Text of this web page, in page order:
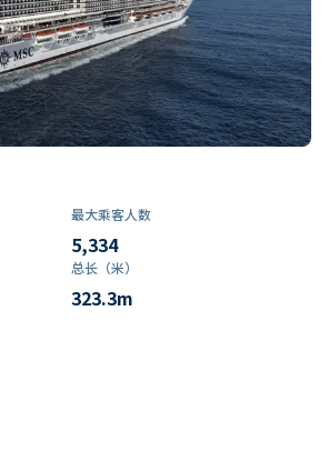
最大乘客人数
5,334
总长（米）
323.3m